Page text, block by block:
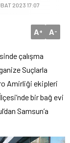
2023 17:07
A+ A-
çalışma
Suçlarla
Amirliği ekipleri
bir bağ evi
Samsun’a